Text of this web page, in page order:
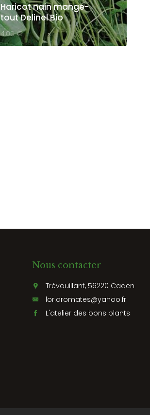
Haricot nain mange-
tout Delinel Bio
4,00€
Nous contacter
Trévouillant, 56220 Caden
lor.aromates@yahoo.fr
L'atelier des bons plants